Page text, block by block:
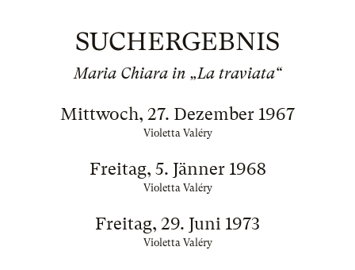
SUCHERGEBNIS
Maria Chiara in „La traviata“
Mittwoch, 27. Dezember 1967
Violetta Valéry
Freitag, 5. Jänner 1968
Violetta Valéry
Freitag, 29. Juni 1973
Violetta Valéry